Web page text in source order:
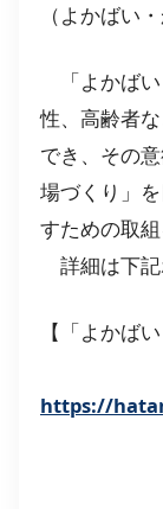
（よかばい
「よかばい
性、高齢者
でき、その
場づくり」
すための取
詳細は下記
【「よかば
https://